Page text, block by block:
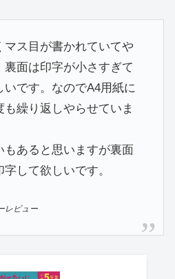
ス目が書かれていてや
裏面は印字が小さすぎて
です。なのでA4用紙に
繰り返しやらせていま
もあると思いますが裏面
して欲しいです。
レビュー